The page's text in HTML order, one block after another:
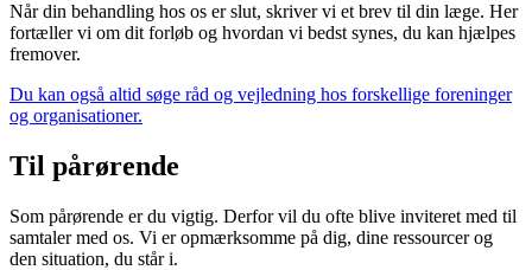
Når din behandling hos os er slut, skriver vi et brev til din læge. Her
fortæller vi om dit forløb og hvordan vi bedst synes, du kan hjælpes
fremover.
Du kan også altid søge råd og vejledning hos forskellige foreninger
og organisationer.
Til pårørende
Som pårørende er du vigtig. Derfor vil du ofte blive inviteret med til
samtaler med os. Vi er opmærksomme på dig, dine ressourcer og
den situation, du står i.